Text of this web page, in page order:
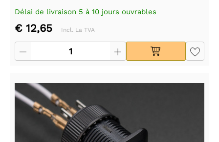
Délai de livraison 5 à 10 jours ouvrables
€ 12,65 Incl. La TVA